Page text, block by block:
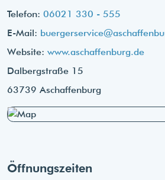
Telefon: 06021 330 - 555
E-Mail:
Website: www.aschaffenburg.de
Dalbergstraße 15
63739 Aschaffenburg
Öffnungszeiten